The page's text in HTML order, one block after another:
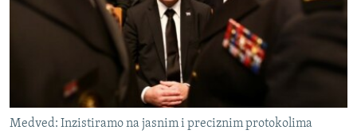
Medved: Inzistiramo na jasnim i preciznim protokolima